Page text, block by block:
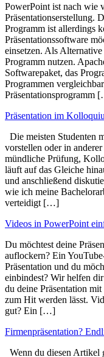
PowerPoint ist nach wie
Präsentationserstellung.
Programm ist allerdings
Präsentationssoftware
einsetzen. Als
Programm nutzen.
Softwarepaket, das
Programmen
Präsentationsprogramm
Präsentation im
Die meisten Studenten
vorstellen oder in
mündliche Prüfung,
läuft auf das Gleiche
und anschließend
wie ich meine
verteidigt […]
Videos in PowerPoint
Du möchtest deine
auflockern? Ein
Präsentation und du
einbindest? Wir helfen
du deine Präsentation
zum Hit werden lässt.
gut? Ein […]
Firmenpräsentation?
Wenn du diesen Artikel